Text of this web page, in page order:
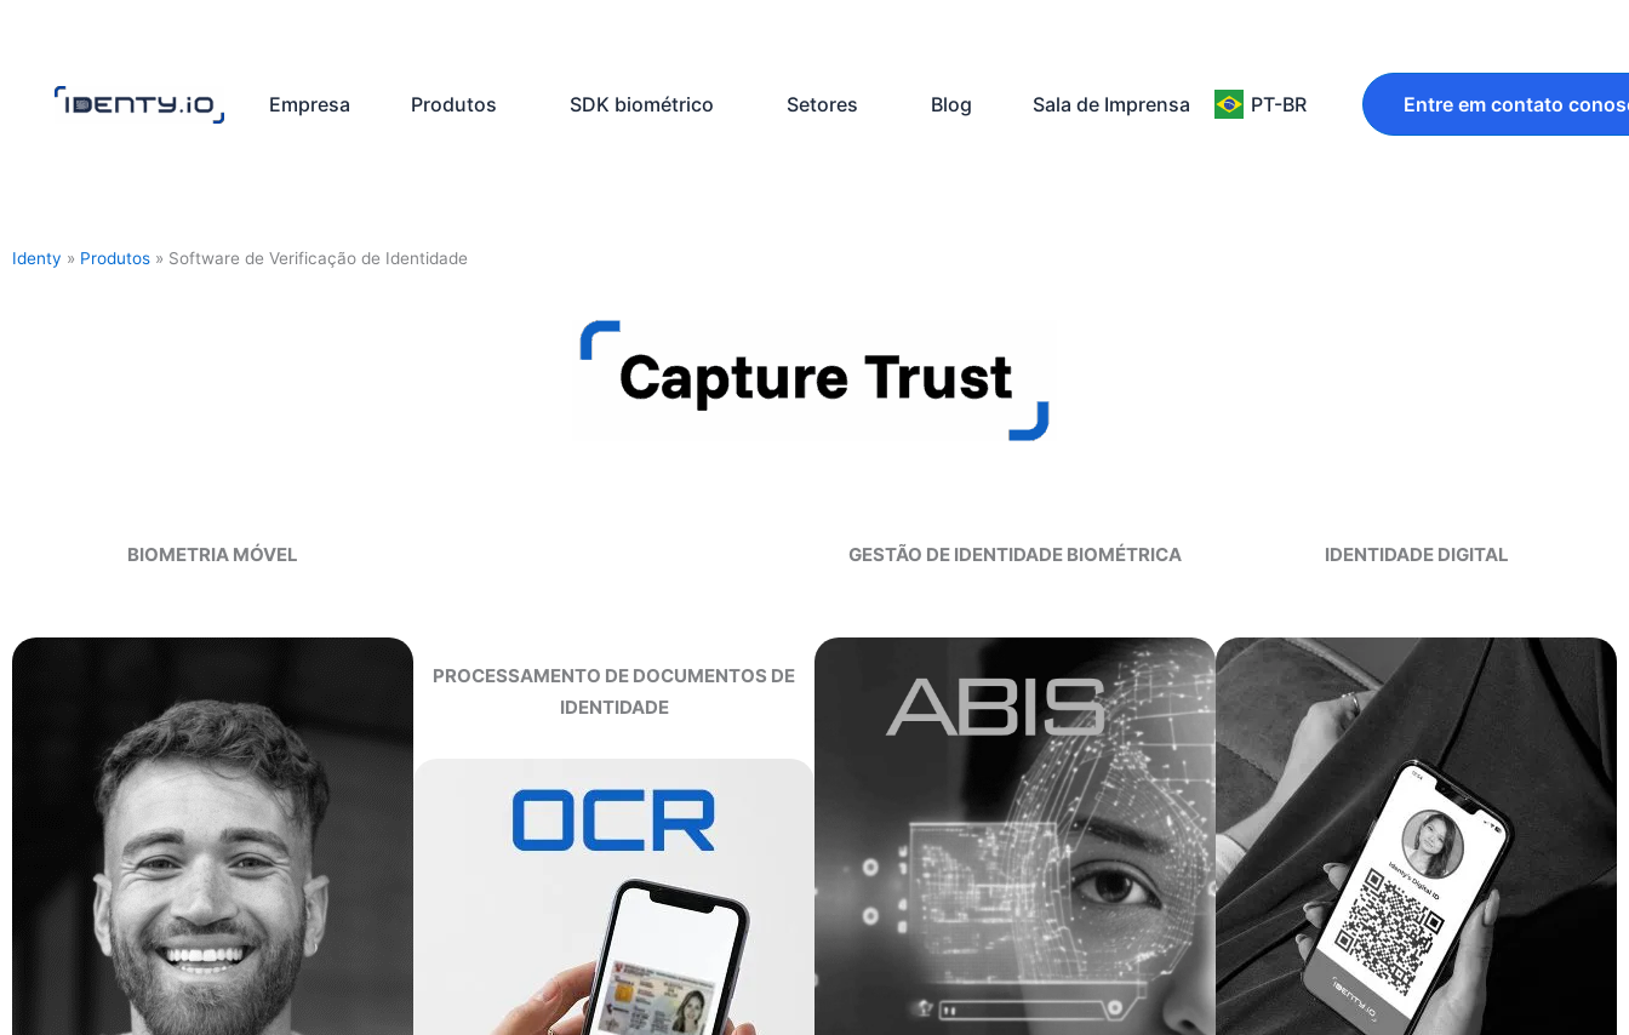
conteúdo
Empresa Produtos SDK biométrico Setores Blog Sala de Imprensa PT-BR Entre em contato
Identy » Produtos » Software de Verificação de Identidade
BIOMETRIA MÓVEL
PROCESSAMENTO DE DOCUMENTOS DE
IDENTIDADE
GESTÃO DE IDENTIDADE BIOMÉTRICA IDENTIDADE DIGITAL